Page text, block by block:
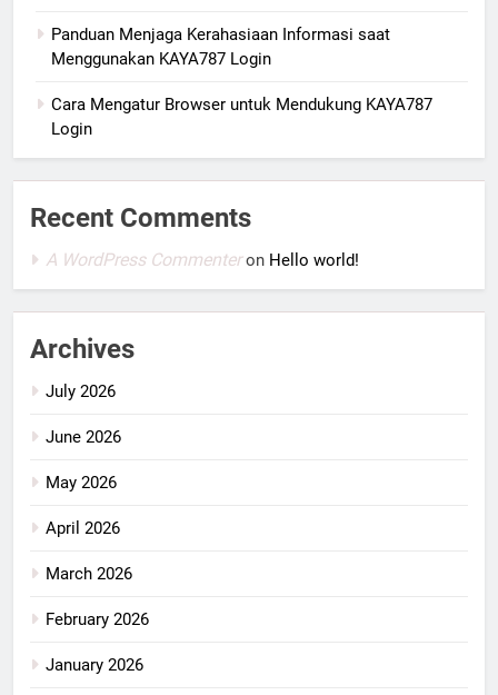
Panduan Menjaga Kerahasiaan Informasi saat
Menggunakan KAYA787 Login
Cara Mengatur Browser untuk Mendukung KAYA787
Login
Recent Comments
A WordPress Commenteron Hello world!
Archives
July 2026
June 2026
May 2026
April 2026
March 2026
February 2026
January 2026